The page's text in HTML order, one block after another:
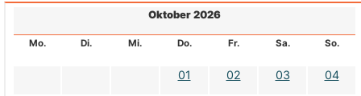
Oktober 2026
Mo. Di. Mi. Do. Fr. Sa. So.
01 02 03 04